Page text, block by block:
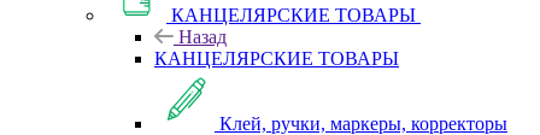
КАНЦЕЛЯРСКИЕ ТОВАРЫ
Назад
КАНЦЕЛЯРСКИЕ ТОВАРЫ
Клей, ручки, маркеры, корректоры